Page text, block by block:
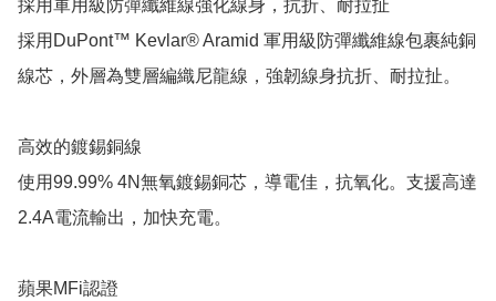
採用軍用級防彈纖維線強化線身，抗折、耐拉扯
採用DuPont™ Kevlar® Aramid 軍用級防彈纖維線包裹純銅
線芯，外層為雙層編織尼龍線，強韌線身抗折、耐拉扯。
高效的鍍錫銅線
使用99.99% 4N無氧鍍錫銅芯，導電佳，抗氧化。支援高達
2.4A電流輸出，加快充電。
蘋果MFi認證